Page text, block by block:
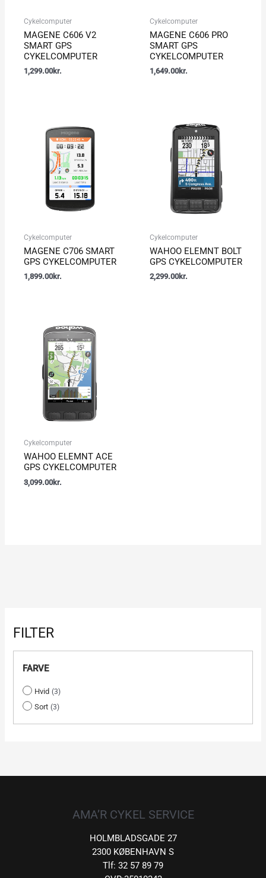
FILTER
FARVE
Hvid 3
Sort 3
Cykelcomputer
MAGENE C606 V2
SMART GPS
CYKELCOMPUTER
1,299.00kr.
Cykelcomputer
MAGENE C606 PRO
SMART GPS
CYKELCOMPUTER
1,649.00kr.
Cykelcomputer
MAGENE C706 SMART
GPS CYKELCOMPUTER
1,899.00kr.
Cykelcomputer
WAHOO ELEMNT BOLT
GPS CYKELCOMPUTER
2,299.00kr.
Cykelcomputer
WAHOO ELEMNT ACE
GPS CYKELCOMPUTER
3,099.00kr.
AMA’R CYKEL SERVICE
HOLMBLADSGADE 27
2300 KØBENHAVN S
Tlf: 32 57 89 79